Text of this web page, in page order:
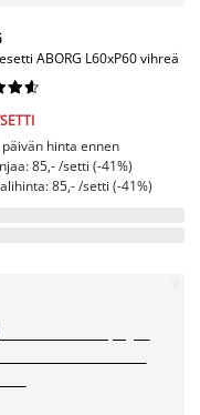
ABORG L60xP60 vihreä



hinta ennen
85,- /setti (-41%)
85,- /setti (-41%)